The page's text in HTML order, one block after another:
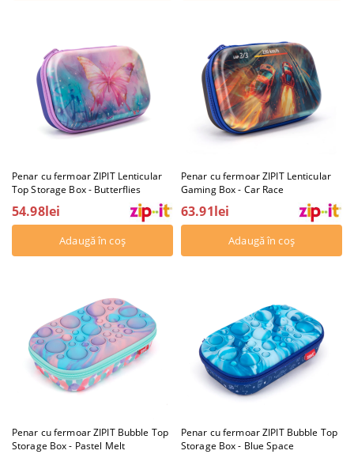
Penar cu fermoar ZIPIT Lenticular
Top Storage Box - Butterflies
54.98lei
Penar cu fermoar ZIPIT Lenticular
Gaming Box - Car Race
63.91lei
Penar cu fermoar ZIPIT Bubble Top
Storage Box - Pastel Melt
Penar cu fermoar ZIPIT Bubble Top
Storage Box - Blue Space